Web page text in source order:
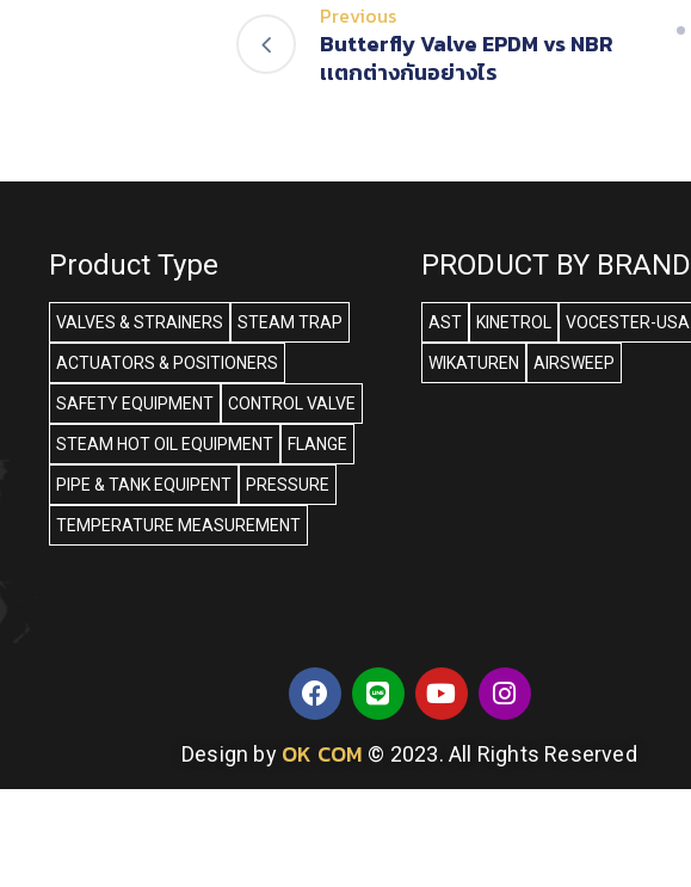
Previous
Butterfly Valve EPDM vs NBR
เเตกต่างกันอย่างไร
Product Type
VALVES & STRAINERS STEAM TRAP
ACTUATORS & POSITIONERS
SAFETY EQUIPMENT CONTROL VALVE
STEAM HOT OIL EQUIPMENT FLANGE
PIPE & TANK EQUIPENT PRESSURE
TEMPERATURE MEASUREMENT
PRODUCT BY BRAND
AST KINETROL VOCESTER-USA
WIKATUREN AIRSWEEP
Design by OK COM © 2023. All Rights Reserved